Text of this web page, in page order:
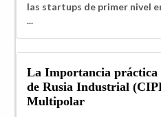
las startups de primer nivel
...
La Importancia
de Rusia Industrial
Multipolar